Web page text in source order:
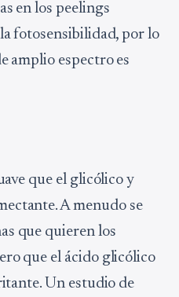
en los peelings
fotosensibilidad, por lo
amplio espectro es
que el glicólico y
A menudo se
que quieren los
que el ácido glicólico
Un estudio de